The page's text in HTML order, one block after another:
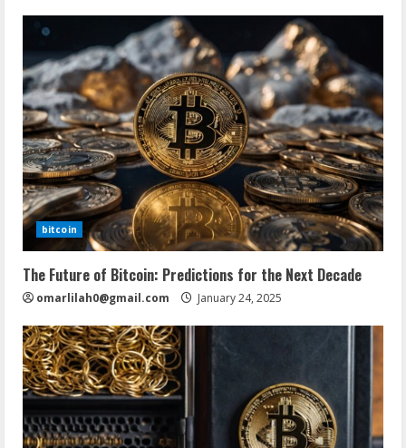
bitcoin
The Future of Bitcoin: Predictions for the Next Decade
omarlilah0@gmail.com January 24, 2025